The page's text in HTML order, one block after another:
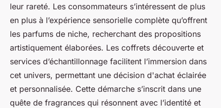
leur rareté. Les consommateurs s’intéressent de plus
en plus à l’expérience sensorielle complète qu’offrent
les parfums de niche, recherchant des propositions
artistiquement élaborées. Les coffrets découverte et
services d’échantillonnage facilitent l’immersion dans
cet univers, permettant une décision d'achat éclairée
et personnalisée. Cette démarche s’inscrit dans une
quête de fragrances qui résonnent avec l’identité et